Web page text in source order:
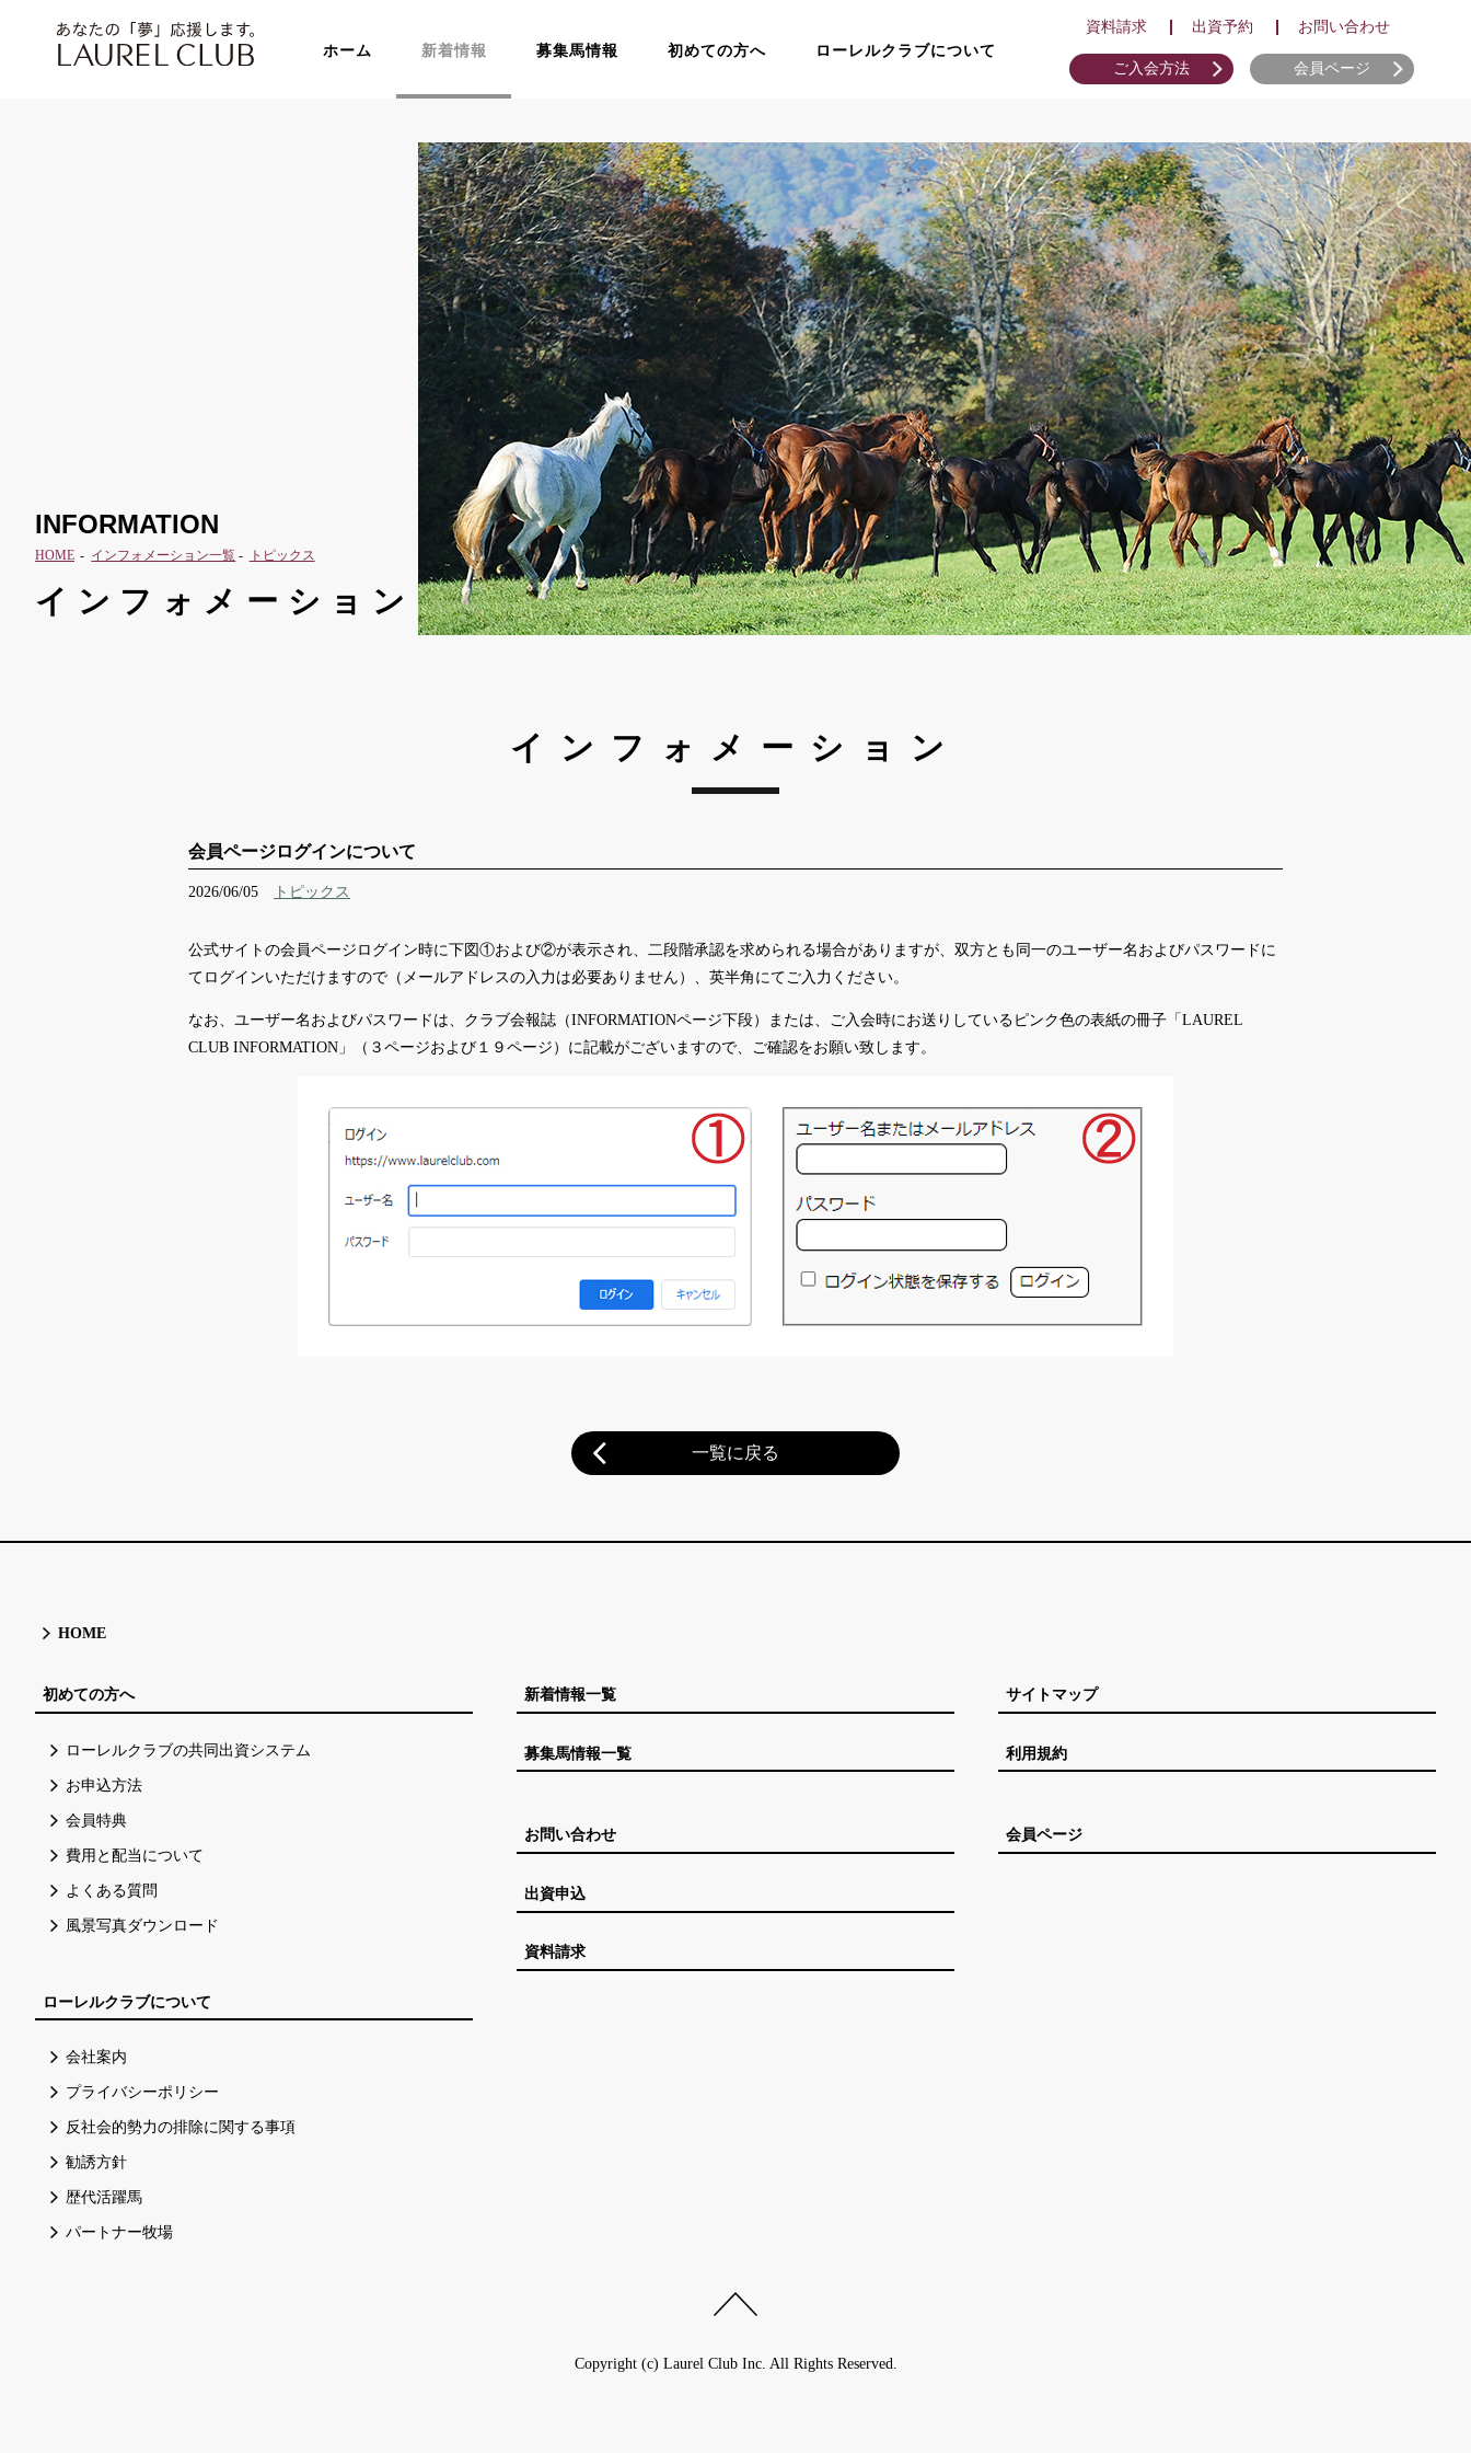
ホーム 新着情報 募集馬情報 初めての方へ ローレルクラブについて
資料請求 出資予約 お問い合わせ
ご入会方法 会員ページ
INFORMATION
HOME インフォメーション一覧 トピックス
インフォメーション
インフォメーション
会員ページログインについて
2026/06/05 トピックス
公式サイトの会員ページログイン時に下図①および②が表示され、二段階承認を求められる場合がありますが、双方とも同一のユーザー名およびパスワードに
てログインいただけますので（メールアドレスの入力は必要ありません）、英半角にてご入力ください。
なお、ユーザー名およびパスワードは、クラブ会報誌（INFORMATIONページ下段）または、ご入会時にお送りしているピンク色の表紙の冊子「LAUREL
CLUB INFORMATION」（３ページおよび１９ページ）に記載がございますので、ご確認をお願い致します。
一覧に戻る
HOME
初めての方へ
ローレルクラブの共同出資システム
お申込方法
会員特典
費用と配当について
よくある質問
風景写真ダウンロード
ローレルクラブについて
会社案内
プライバシーポリシー
反社会的勢力の排除に関する事項
勧誘方針
歴代活躍馬
パートナー牧場
新着情報一覧
募集馬情報一覧
お問い合わせ
出資申込
資料請求
サイトマップ
利用規約
会員ページ
Copyright (c) Laurel Club Inc. All Rights Reserved.